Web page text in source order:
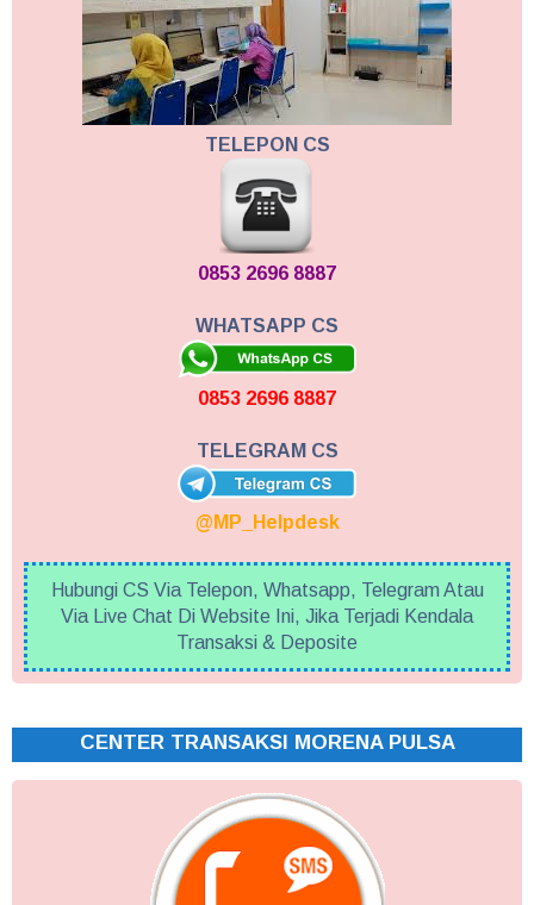
TELEPON CS
0853 2696 8887
WHATSAPP CS
0853 2696 8887
TELEGRAM CS
@MP_Helpdesk
Hubungi CS Via Telepon, Whatsapp, Telegram Atau
Via Live Chat Di Website Ini, Jika Terjadi Kendala
Transaksi & Deposite
CENTER TRANSAKSI MORENA PULSA